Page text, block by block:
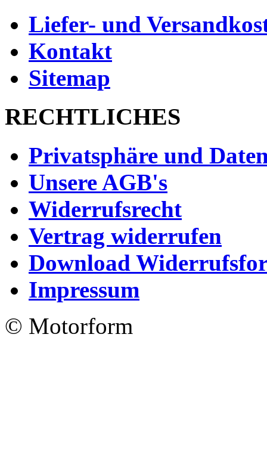
Liefer- und
Kontakt
Sitemap
RECHTLICHES
Privatsphäre und
Unsere AGB's
Widerrufsrecht
Vertrag widerrufen
Download
Impressum
© Motorform